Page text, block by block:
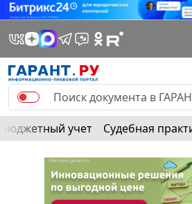
Бюджетный учет Судебная